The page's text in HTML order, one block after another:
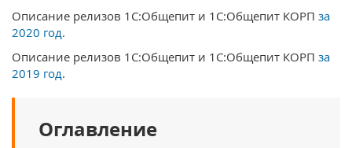
Описание релизов 1С:Общепит и 1С:Общепит КОРП за
2020 год.
Описание релизов 1С:Общепит и 1С:Общепит КОРП за
2019 год.
Оглавление